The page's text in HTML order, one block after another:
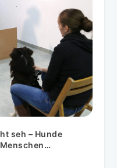
seh – Hunde